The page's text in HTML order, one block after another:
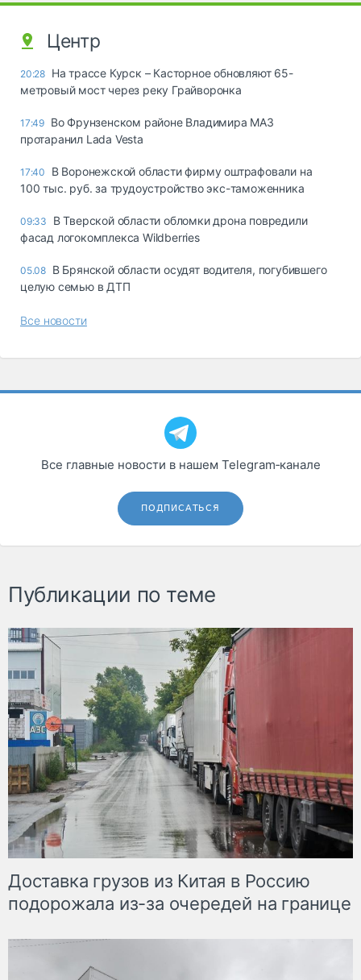
Центр
20:28 На трассе Курск – Касторное обновляют 65-
метровый мост через реку Грайворонка
17:49 Во Фрунзенском районе Владимира МАЗ
протаранил Lada Vesta
17:40
В Воронежской области фирму оштрафовали на
100 тыс. руб. за трудоустройство экс-таможенника
09:33
В Тверской области обломки дрона повредили
фасад логокомплекса Wildberries
05.08 В Брянской области осудят водителя, погубившего
целую семью в ДТП
Все новости
Все главные новости в нашем Telegram‑канале
ПОДПИСАТЬСЯ
Публикации по теме
Доставка грузов из Китая в Россию
подорожала из-за очередей на границе